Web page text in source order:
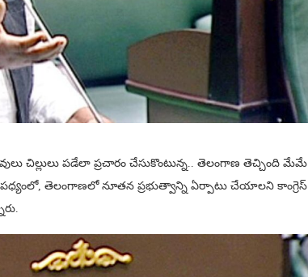
చిల్లులు పడేలా ప్రచారం చేసుకొంటున్న.. తెలంగాణ తెచ్చింది మేమే
నేపధ్యంలో, తెలంగాణలో నూతన ప్రభుత్వాన్ని ఏర్పాటు చేయాలని కాంగ్రెస్